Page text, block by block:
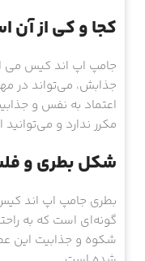
کجا و کی از آن
جامپ اپ اند کیس می
جذابش، می‌تواند در
اعتماد به نفس و
مکرر ندارد و
شکل بطری و
بطری جامپ اپ اند
گونه‌ای است که به
شکوه و جذابیت این